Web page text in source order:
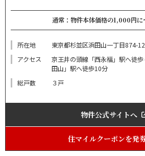
通常：物件本体価格の1,000円に
所在地
東京都杉並区浜田山一丁目874-
アクセス
京王井の頭線「西永福」駅へ徒
田山」駅へ徒歩10分
総戸数
３戸
物件公式サイトへ
住マイルクーポンを発